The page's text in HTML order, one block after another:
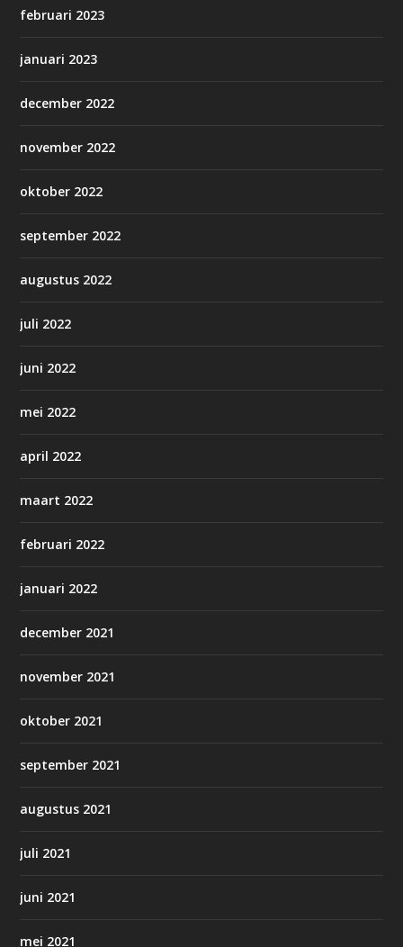
februari 2023
januari 2023
december 2022
november 2022
oktober 2022
september 2022
augustus 2022
juli 2022
juni 2022
mei 2022
april 2022
maart 2022
februari 2022
januari 2022
december 2021
november 2021
oktober 2021
september 2021
augustus 2021
juli 2021
juni 2021
mei 2021